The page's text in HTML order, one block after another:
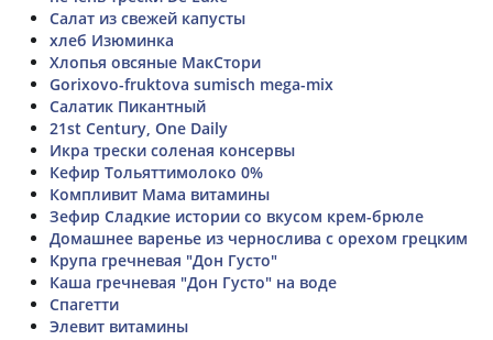
Салат из свежей капусты
хлеб Изюминка
Хлопья овсяные МакСтори
Gorixovo-fruktova sumisch mega-mix
Салатик Пикантный
21st Century, One Daily
Икра трески соленая консервы
Кефир Тольяттимолоко 0%
Компливит Мама витамины
Зефир Сладкие истории со вкусом крем-брюле
Домашнее варенье из чернослива с орехом грецким
Крупа гречневая "Дон Густо"
Каша гречневая "Дон Густо" на воде
Спагетти
Элевит витамины